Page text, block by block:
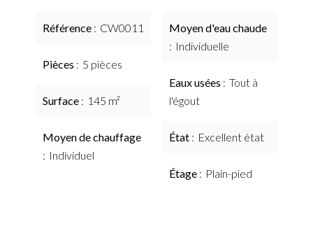
Référence CW0011
Pièces 5 pièces
Surface 145 m²
Moyen de chauffage
Individuel
Moyen d'eau chaude
Individuelle
Eaux usées
Tout à
l'égout
État Excellent état
Étage Plain-pied